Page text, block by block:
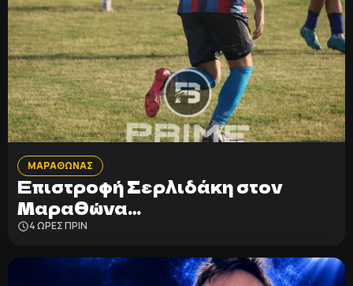
ΜΑΡΑΘΩΝΑΣ
Επιστροφή Σερλιδάκη στον
Μαραθώνα…
4 ΩΡΕΣ ΠΡΙΝ